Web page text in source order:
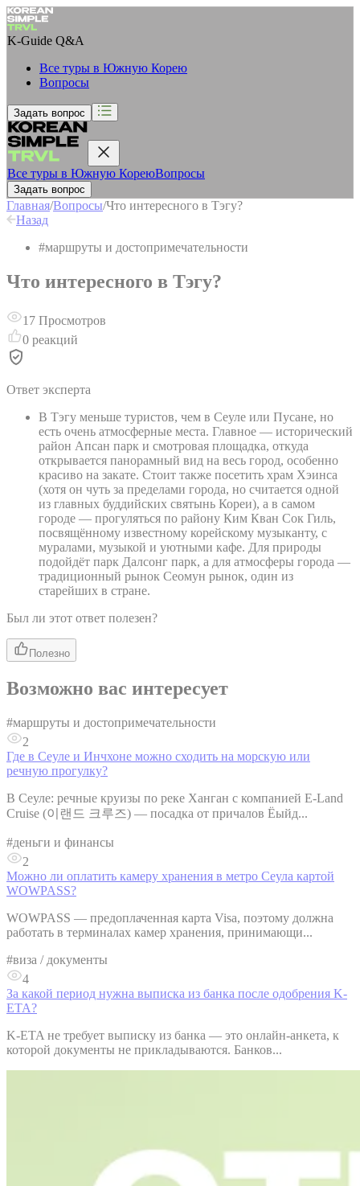
K-Guide Q&A
Все туры в Южную Корею
Вопросы
Задать вопрос
Все туры в Южную КореюВопросы
Задать вопрос
Главная/Вопросы/Что интересного в Тэгу?
Назад
#маршруты и достопримечательности
Что интересного в Тэгу?
17 Просмотров
0 реакций
Ответ эксперта
В Тэгу меньше туристов, чем в Сеуле или Пусане, но
есть очень атмосферные места. Главное — исторический
район Апсан парк и смотровая площадка, откуда
открывается панорамный вид на весь город, особенно
красиво на закате. Стоит также посетить храм Хэинса
(хотя он чуть за пределами города, но считается одной
из главных буддийских святынь Кореи), а в самом
городе — прогуляться по району Ким Кван Сок Гиль,
посвящённому известному корейскому музыканту, с
муралами, музыкой и уютными кафе. Для природы
подойдёт парк Далсонг парк, а для атмосферы города —
традиционный рынок Сеомун рынок, один из
старейших в стране.
Был ли этот ответ полезен?
Полезно
Возможно вас интересует
#маршруты и достопримечательности
2
Где в Сеуле и Инчхоне можно сходить на морскую или
речную прогулку?
В Сеуле: речные круизы по реке Ханган с компанией E-Land
Cruise (이랜드 크루즈) — посадка от причалов Ёыйд...
#деньги и финансы
2
Можно ли оплатить камеру хранения в метро Сеула картой
WOWPASS?
WOWPASS — предоплаченная карта Visa, поэтому должна
работать в терминалах камер хранения, принимающи...
#виза / документы
4
За какой период нужна выписка из банка после одобрения K-
ETA?
K-ETA не требует выписку из банка — это онлайн-анкета, к
которой документы не прикладываются. Банков...